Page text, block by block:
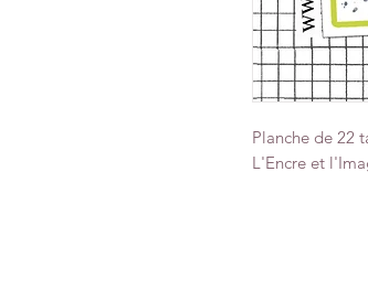
Planche de 22
L'Encre et